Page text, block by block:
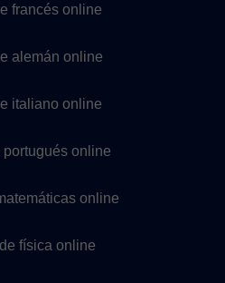
francés online
alemán online
italiano online
online
online
física online